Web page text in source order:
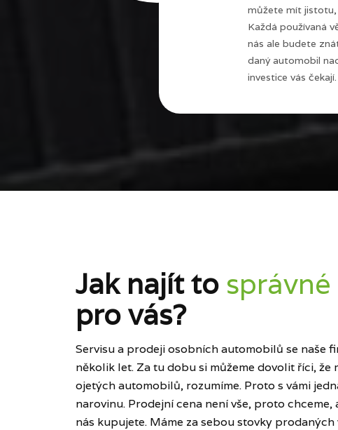
můžete mít jistotu,
Každá používaná
nás ale budete
daný automobil
investice vás čekají.
Jak najít to
pro vás?
Servisu a prodeji osobních automobilů se naše
několik let. Za tu dobu si můžeme dovolit říci, že
ojetých automobilů, rozumíme. Proto s vámi
narovinu. Prodejní cena není vše, proto chceme,
nás kupujete. Máme za sebou stovky prodaných